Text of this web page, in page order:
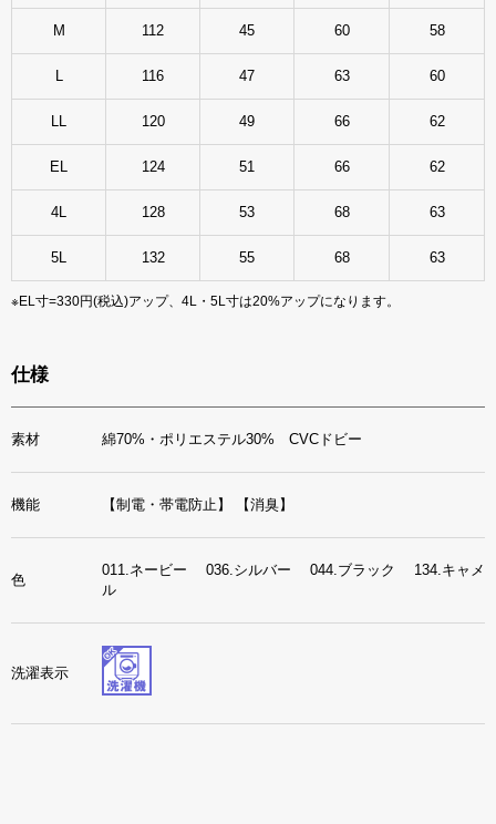
M 112 45 60 58
116 47 63 60
120 49 66 62
EL 124 51 66 62
4L 128 53 68 63
5L 132 55 68 63
※EL寸=330円(税込)アップ、4L・5L寸は20%アップになります。
仕様
素材 綿70%・ポリエステル30% CVCドビー
機能 【制電・帯電防止】 【消臭】
色
011.ネービー 036.シルバー 044.ブラック 134.キャメ
ル
洗濯表示